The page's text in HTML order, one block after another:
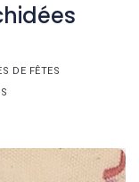
DE FÊTES